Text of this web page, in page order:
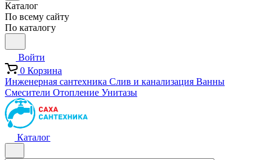
Каталог
По всему сайту
По каталогу
Войти
0 Корзина
Инженерная сантехника Слив и канализация Ванны
Смесители Отопление Унитазы
Каталог